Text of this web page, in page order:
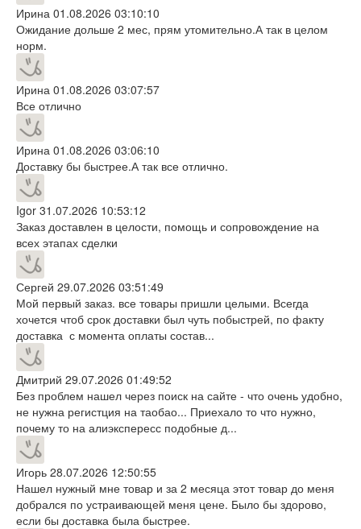
Ирина 01.08.2026 03:10:10
Ожидание дольше 2 мес, прям утомительно.А так в целом
норм.
Ирина 01.08.2026 03:07:57
Все отлично
Ирина 01.08.2026 03:06:10
Доставку бы быстрее.А так все отлично.
Igor 31.07.2026 10:53:12
Заказ доставлен в целости, помощь и сопровождение на
всех этапах сделки
Сергей 29.07.2026 03:51:49
Мой первый заказ. все товары пришли целыми. Всегда
хочется чтоб срок доставки был чуть побыстрей, по факту
доставка с момента оплаты состав...
Дмитрий 29.07.2026 01:49:52
Без проблем нашел через поиск на сайте - что очень удобно,
не нужна регистция на таобао... Приехало то что нужно,
почему то на алиэкспересс подобные д...
Игорь 28.07.2026 12:50:55
Нашел нужный мне товар и за 2 месяца этот товар до меня
добрался по устраивающей меня цене. Было бы здорово,
если бы доставка была быстрее.